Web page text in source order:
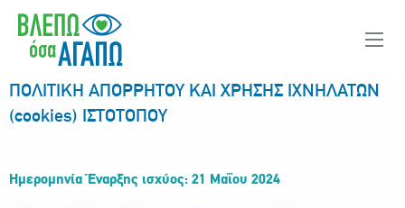
ΠΟΛΙΤΙΚΗ ΑΠΟΡΡΗΤΟΥ ΚΑΙ ΧΡΗΣΗΣ ΙΧΝΗΛΑΤΩΝ
(cookies) ΙΣΤΟΤΟΠΟΥ
Ημερομηνία Έναρξης ισχύος: 21 Μαΐου 2024